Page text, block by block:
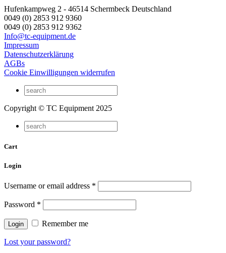
Hufenkampweg 2 - 46514 Schermbeck Deutschland
0049 (0) 2853 912 9360
0049 (0) 2853 912 9362
Info@tc-equipment.de
Impressum
Datenschutzerklärung
AGBs
Cookie Einwilligungen widerrufen
Copyright © TC Equipment 2025
Cart
Login
Username or email address *
Password *
Remember me
Lost your password?